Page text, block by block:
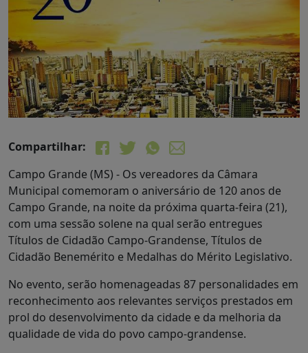
Compartilhar:
Campo Grande (MS) - Os vereadores da Câmara
Municipal comemoram o aniversário de 120 anos de
Campo Grande, na noite da próxima quarta-feira (21),
com uma sessão solene na qual serão entregues
Títulos de Cidadão Campo-Grandense, Títulos de
Cidadão Benemérito e Medalhas do Mérito Legislativo.
No evento, serão homenageadas 87 personalidades em
reconhecimento aos relevantes serviços prestados em
prol do desenvolvimento da cidade e da melhoria da
qualidade de vida do povo campo-grandense.